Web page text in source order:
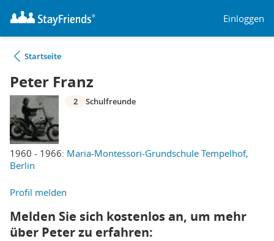
Einloggen
Startseite
Peter Franz
1960 - 1966: Maria-Montessori-Grundschule Tempelhof,
Berlin
2 Schulfreunde
Profil melden
Melden Sie sich kostenlos an, um mehr
über Peter zu erfahren: